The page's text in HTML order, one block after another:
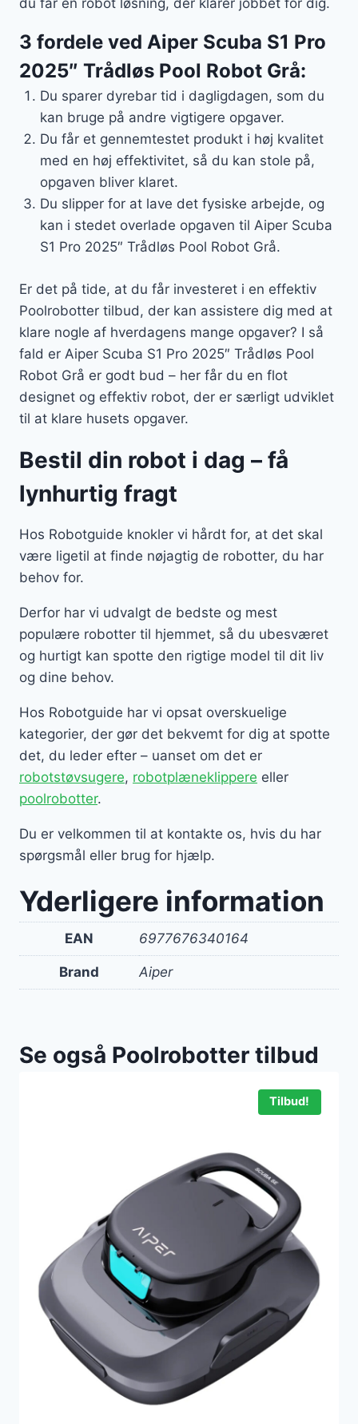
du får en robot løsning, der klarer jobbet for dig.
3 fordele ved Aiper Scuba S1 Pro
2025″ Trådløs Pool Robot Grå:
Du sparer dyrebar tid i dagligdagen, som du
kan bruge på andre vigtigere opgaver.
Du får et gennemtestet produkt i høj kvalitet
med en høj effektivitet, så du kan stole på,
opgaven bliver klaret.
Du slipper for at lave det fysiske arbejde, og
kan i stedet overlade opgaven til Aiper Scuba
S1 Pro 2025″ Trådløs Pool Robot Grå.
Er det på tide, at du får investeret i en effektiv
Poolrobotter tilbud, der kan assistere dig med at
klare nogle af hverdagens mange opgaver? I så
fald er Aiper Scuba S1 Pro 2025″ Trådløs Pool
Robot Grå er godt bud – her får du en flot
designet og effektiv robot, der er særligt udviklet
til at klare husets opgaver.
Bestil din robot i dag – få
lynhurtig fragt
Hos Robotguide knokler vi hårdt for, at det skal
være ligetil at finde nøjagtig de robotter, du har
behov for.
Derfor har vi udvalgt de bedste og mest
populære robotter til hjemmet, så du ubesværet
og hurtigt kan spotte den rigtige model til dit liv
og dine behov.
Hos Robotguide har vi opsat overskuelige
kategorier, der gør det bekvemt for dig at spotte
det, du leder efter – uanset om det er
robotstøvsugere, robotplæneklippere eller
poolrobotter.
Du er velkommen til at kontakte os, hvis du har
spørgsmål eller brug for hjælp.
Yderligere information
EAN 6977676340164
Brand Aiper
Se også Poolrobotter tilbud
Tilbud!